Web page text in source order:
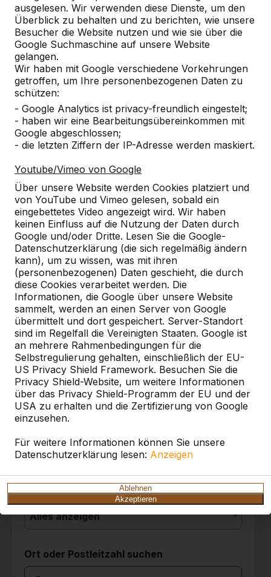
ausgelesen. Wir verwenden diese Dienste, um den
Überblick zu behalten und zu berichten, wie unsere
Besucher die Website nutzen und wie sie über die
Google Suchmaschine auf unsere Website
gelangen.
Wir haben mit Google verschiedene Vorkehrungen
getroffen, um Ihre personenbezogenen Daten zu
schützen:
- Google Analytics ist privacy-freundlich eingestelt;
- haben wir eine Bearbeitungsübereinkommen mit
Google abgeschlossen;
- die letzten Ziffern der IP-Adresse werden maskiert.
Youtube/Vimeo von Google
Über unsere Website werden Cookies platziert und
von YouTube und Vimeo gelesen, sobald ein
eingebettetes Video angezeigt wird. Wir haben
keinen Einfluss auf die Nutzung der Daten durch
Google und/oder Dritte. Lesen Sie die Google-
Datenschutzerklärung (die sich regelmäßig ändern
kann), um zu wissen, was mit ihren
(personenbezogenen) Daten geschieht, die durch
diese Cookies verarbeitet werden. Die
Informationen, die Google über unsere Website
sammelt, werden an einen Server von Google
übermittelt und dort gespeichert. Server-Standort
sind im Regelfall die Vereinigten Staaten. Google ist
an mehrere Rahmenbedingungen für die
Selbstregulierung gehalten, einschließlich der EU-
US Privacy Shield Framework. Besuchen Sie die
Privacy Shield-Website, um weitere Informationen
über das Privacy Shield-Programm der EU und der
USA zu erhalten und die Zertifizierung von Google
einzusehen.
Für weitere Informationen können Sie unsere
Datenschutzerklärung lesen: Anzeigen
Ablehnen
Akzeptieren
30-06-2026
8
Bisher ist dieses Produkt unsere Erfahrung.
Es ist gut angenommen worden und man
kann schön dran sitzen. Alles in allem ein
sehr gutes Produkt. Kann man nur
empfehlen.
23-06-2026
10
dieses war die erste Bestellung. Es war alles
durchweg positiv
Gabi Baxpehler
10-06-2026
10
Die Tischgruppen stehen seit drei Tagen und
sie werden von den Kindern sehr gut
angenommen. Wir sind sehr zufrieden mit der
Entscheidung für die Picknicksets.
Grundschule Friedrichsthal
03-06-2026
10
Wir sind ganz begeistert über die Spielgeräte.
Es ist eine hochwertige Qualität. Die
Anlieferung war super; der Fahrer hat
Standort zu stellen. Die Spielgeräte wurden
daneben zur Verfügung. So ist ein spontanes
Spiel im Mehrgenerationenpark jederzeit
Referenzen
Unsere Produkte finden Sie in ganz Europa
und darüber hinaus. Sehen Sie hier, wo Sie
ein HeBlad-Produkt in Ihrer Nähe finden.
Produkt
Kategorie
Alles anzeigen
Ort oder Postleitzahl suchen